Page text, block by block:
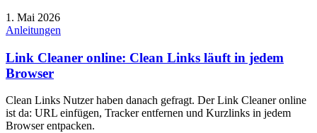
1. Mai 2026
Anleitungen
Link Cleaner online: Clean Links läuft in jedem
Browser
Clean Links Nutzer haben danach gefragt. Der Link Cleaner online
ist da: URL einfügen, Tracker entfernen und Kurzlinks in jedem
Browser entpacken.